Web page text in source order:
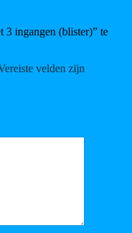
3 ingangen (blister)” te
velden zijn